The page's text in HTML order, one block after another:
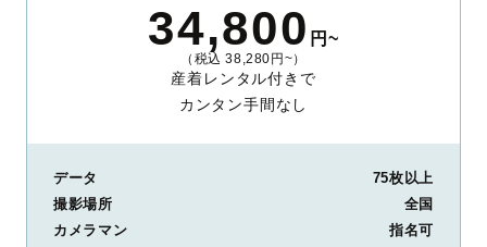
34,800 円~
（税込 38,280円~）
産着レンタル付きで
カンタン手間なし
データ
75枚以上
撮影場所
全国
カメラマン
指名可